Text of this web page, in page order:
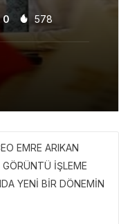
0 578
EMRE ARIKAN
İŞLEME
YENİ BİR DÖNEMİN